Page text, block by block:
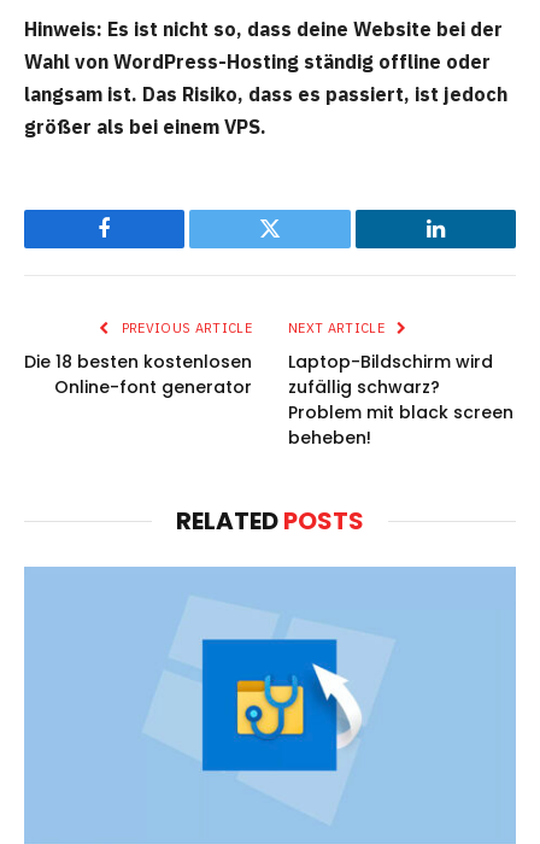
Hinweis: Es ist nicht so, dass deine Website bei der
Wahl von WordPress-Hosting ständig offline oder
langsam ist. Das Risiko, dass es passiert, ist jedoch
größer als bei einem VPS.
Facebook Twitter LinkedIn
PREVIOUS ARTICLE
Die 18 besten kostenlosen
Online-font generator
NEXT ARTICLE
Laptop-Bildschirm wird
zufällig schwarz?
Problem mit black screen
beheben!
RELATEDPOSTS